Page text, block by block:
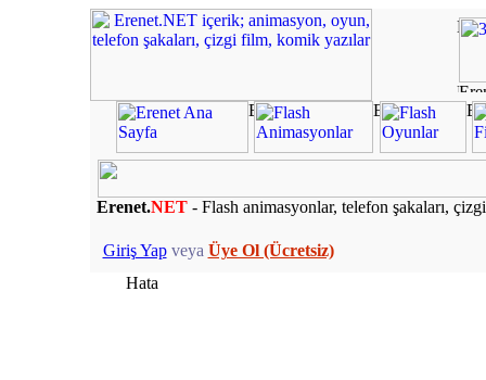
Erenet.NET- Flash animasyonlar, telefon şakaları,
Giriş Yapveya Üye Ol (Ücretsiz)
Hata